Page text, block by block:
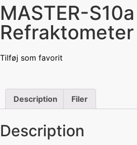
MASTER-S10a
Refraktometer
Tilføj som favorit
Description Filer
Description